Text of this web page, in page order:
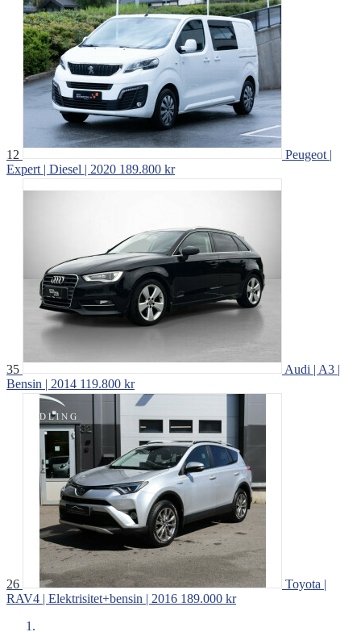
12
Peugeot |
Expert | Diesel | 2020 189.800 kr
35
Audi | A3 |
Bensin | 2014 119.800 kr
26
Toyota |
RAV4 | Elektrisitet+bensin | 2016 189.000 kr